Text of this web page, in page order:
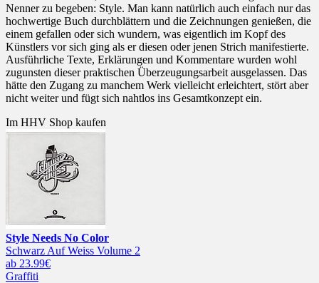
Nenner zu begeben: Style. Man kann natürlich auch einfach nur das
hochwertige Buch durchblättern und die Zeichnungen genießen, die
einem gefallen oder sich wundern, was eigentlich im Kopf des
Künstlers vor sich ging als er diesen oder jenen Strich manifestierte.
Ausführliche Texte, Erklärungen und Kommentare wurden wohl
zugunsten dieser praktischen Überzeugungsarbeit ausgelassen. Das
hätte den Zugang zu manchem Werk vielleicht erleichtert, stört aber
nicht weiter und fügt sich nahtlos ins Gesamtkonzept ein.
Im HHV Shop kaufen
Style Needs No Color
Schwarz Auf Weiss Volume 2
ab 23.99€
Graffiti